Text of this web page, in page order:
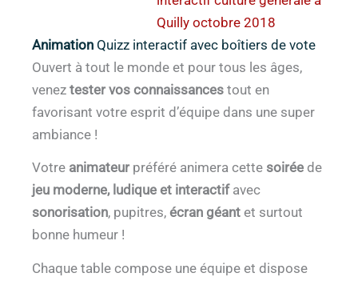
Animation Quizz interactif avec boîtiers de vote
Ouvert à tout le monde et pour tous les âges,
venez tester vos connaissances tout en
favorisant votre esprit d’équipe dans une super
ambiance !
Votre animateurpréféré animera cette soirée de
jeu moderne, ludique et interactifavec
sonorisation, pupitres, écran géant et surtout
bonne humeur !
Chaque table compose une équipe et dispose